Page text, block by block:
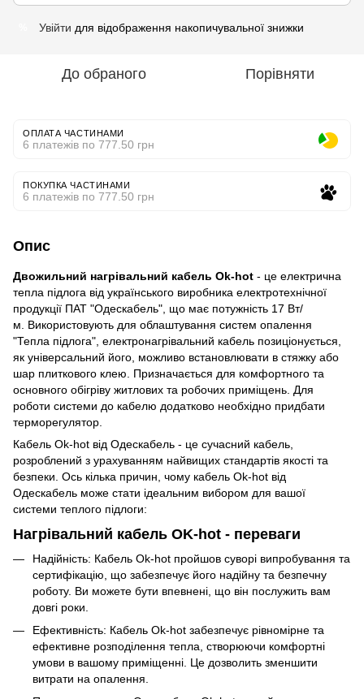
Увійти для відображення накопичувальної знижки
До обраного Порівняти
ОПЛАТА ЧАСТИНАМИ
6 платежів по 777.50 грн
ПОКУПКА ЧАСТИНАМИ
6 платежів по 777.50 грн
Опис
Двожильний нагрівальний кабель Ok-hot - це електрична
тепла підлога від українського виробника електротехнічної
продукції ПАТ "Одескабель", що має потужність 17 Вт/
м. Використовують для облаштування систем опалення
"Тепла підлога", електронагрівальний кабель позиціонується,
як універсальний його, можливо встановлювати в стяжку або
шар плиткового клею. Призначається для комфортного та
основного обігріву житлових та робочих приміщень. Для
роботи системи до кабелю додатково необхідно придбати
терморегулятор.
Кабель Ok-hot від Одескабель - це сучасний кабель,
розроблений з урахуванням найвищих стандартів якості та
безпеки. Ось кілька причин, чому кабель Ok-hot від
Одескабель може стати ідеальним вибором для вашої
системи теплого підлоги:
Нагрівальний кабель OK-hot - переваги
Надійність: Кабель Ok-hot пройшов суворі випробування та
сертифікацію, що забезпечує його надійну та безпечну
роботу. Ви можете бути впевнені, що він послужить вам
довгі роки.
Ефективність: Кабель Ok-hot забезпечує рівномірне та
ефективне розподілення тепла, створюючи комфортні
умови в вашому приміщенні. Це дозволить зменшити
витрати на опалення.